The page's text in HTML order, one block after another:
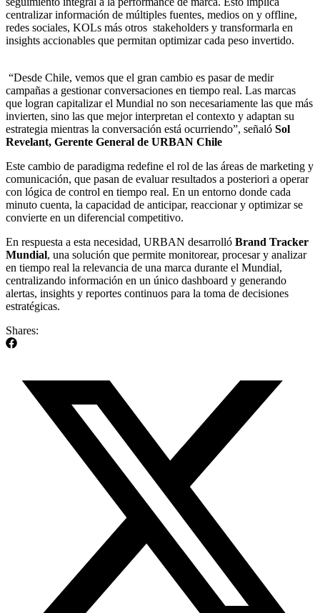
centralizar información de múltiples fuentes, medios on y offline,
redes sociales, KOLs más otros stakeholders y transformarla en
insights accionables que permitan optimizar cada peso invertido.
“Desde Chile, vemos que el gran cambio es pasar de medir
campañas a gestionar conversaciones en tiempo real. Las marcas
que logran capitalizar el Mundial no son necesariamente las que más
invierten, sino las que mejor interpretan el contexto y adaptan su
estrategia mientras la conversación está ocurriendo”, señaló Sol
Revelant, Gerente General de URBAN Chile
Este cambio de paradigma redefine el rol de las áreas de marketing y
comunicación, que pasan de evaluar resultados a posteriori a operar
con lógica de control en tiempo real. En un entorno donde cada
minuto cuenta, la capacidad de anticipar, reaccionar y optimizar se
convierte en un diferencial competitivo.
En respuesta a esta necesidad, URBAN desarrolló Brand Tracker
Mundial, una solución que permite monitorear, procesar y analizar
en tiempo real la relevancia de una marca durante el Mundial,
centralizando información en un único dashboard y generando
alertas, insights y reportes continuos para la toma de decisiones
estratégicas.
Shares: